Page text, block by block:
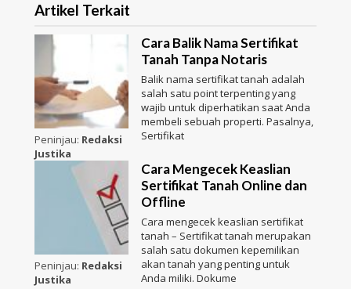
Artikel Terkait
Peninjau: Redaksi
Justika
Cara Balik Nama Sertifikat
Tanah Tanpa Notaris
Balik nama sertifikat tanah adalah
salah satu point terpenting yang
wajib untuk diperhatikan saat Anda
membeli sebuah properti. Pasalnya,
Sertifikat
Peninjau: Redaksi
Justika
Cara Mengecek Keaslian
Sertifikat Tanah Online dan
Offline
Cara mengecek keaslian sertifikat
tanah – Sertifikat tanah merupakan
salah satu dokumen kepemilikan
akan tanah yang penting untuk
Anda miliki. Dokume